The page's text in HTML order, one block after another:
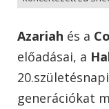
Azariah és a
előadásai, a
generációkat